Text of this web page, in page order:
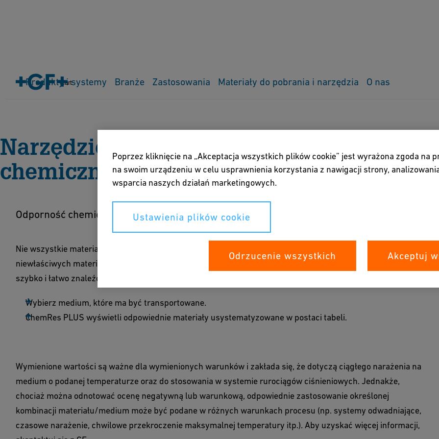
Cart
Produkty i systemy Branże Zastosowania Materiały do pobrania i narzędzia O nas
Narzędzie do obliczania odporności
chemicznej
Odporność chemiczna: Jak znaleźć odpowiedni materiał do agresywnych mediów
Nie wszystkie materiały nadają się do instalacji przesyłających agresywne ciecze czy gazy. Wybranie
niewłaściwych materiałów może doprowadzić do poważnych problemów. To narzędzie online pomoże Ci
szybko i łatwo znaleźć materiał odpowiedni do Twojego zastosowania.
Wybierz medium, które ma być transportowane.
ChemRes PLUS wyświetli odpowiednie materiały usystematyzowane w postaci tabeli.
Wymienione wartości są ważne dla wymienionych warunków i zakłada się, że dotyczą ciągłego narażenia na
medium o podanej temperaturze oraz do stosowania w systemie rurociągów ciśnieniowych. Jednakże,
chociaż można odnotować ocenę negatywną lub warunkową, odpowiednie zastosowanie określonej
kombinacji materiału/medium może być podane w różnych warunkach procesu (np. systemy odwadniające,
czasowe narażenie, chwilowe przekroczenie maksymalnej temperatury itp.). Aby uzyskać więcej informacji,
Poprzez kliknięcie na „Akceptacja wszystkich plików cookie” jest wyrażona zgoda na
na swoim urządzeniu w celu usprawnienia korzystania z nawigacji strony,
wsparcia naszych działań marketingowych.
Ustawienia plików cookie
Odrzucenie wszystkich Akceptuj